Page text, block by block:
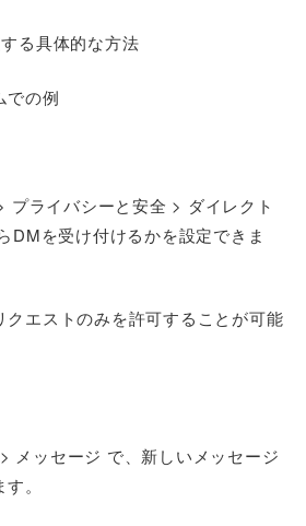
る具体的な方法
での例
プライバシーと安全 > ダイレクト
DMを受け付けるかを設定できま
クエストのみを許可することが可能
メッセージ で、新しいメッセージ
。